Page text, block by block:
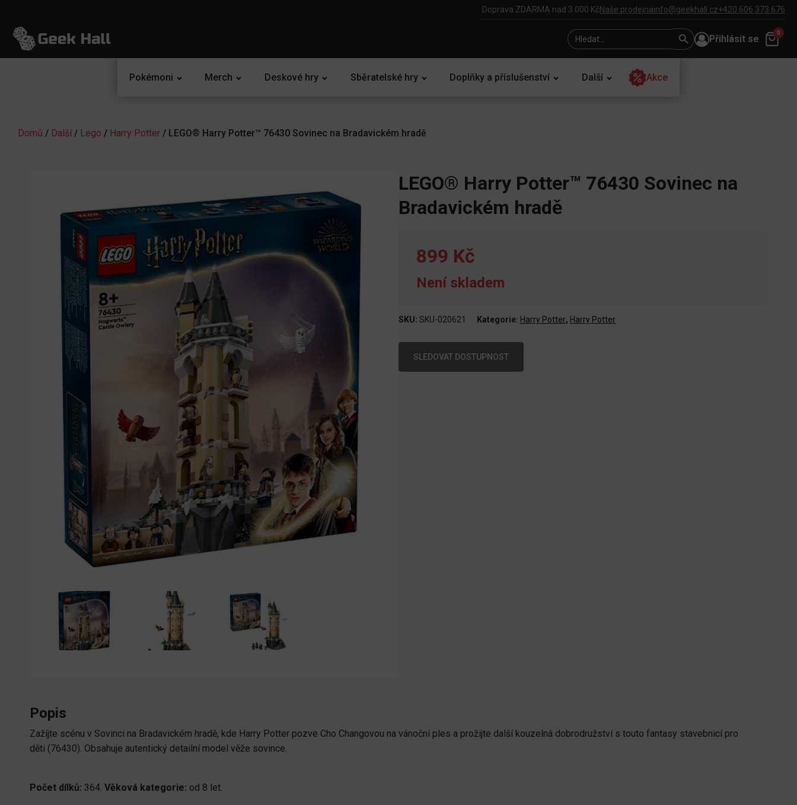
Doprava ZDARMA nad 3 000 KčNaše prodejnainfo@geekhall.cz+420 606 373 676
Search
for:
Search
Button
Přihlásit se
0
Pokémoni Merch Deskové hry Sběratelské hry Doplňky a příslušenství Další Akce
Domů / Další / Lego / Harry Potter / LEGO® Harry Potter™ 76430 Sovinec na Bradavickém hradě
LEGO® Harry Potter™ 76430 Sovinec na
Bradavickém hradě
899 Kč
Není skladem
SKU: SKU-020621 Kategorie: Harry Potter, Harry Potter
SLEDOVAT DOSTUPNOST
Popis
Zažíjte scénu v Sovinci na Bradavickém hradě, kde Harry Potter pozve Cho Changovou na vánoční ples a prožijte další kouzelná dobrodružství s touto fantasy stavebnicí pro
děti (76430). Obsahuje autentický detailní model věže sovince.
Počet dílků: 364. Věková kategorie: od 8 let.